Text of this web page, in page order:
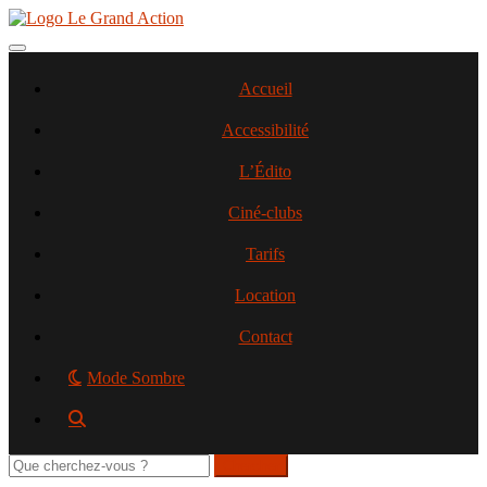
Aller
contenu
Toggle navigation
Accueil
Accessibilité
L’Édito
Ciné-clubs
Tarifs
Location
Contact
Mode Sombre
Rechercher
sur